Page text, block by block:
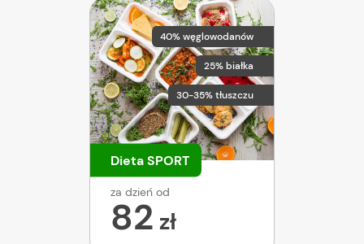
40% węglowodanów
25% białka
30-35% tłuszczu
Dieta SPORT
za dzień od
82 zł